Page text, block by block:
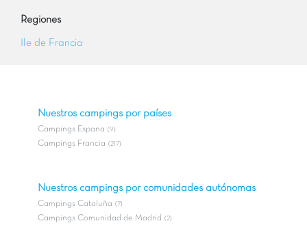
Regiones
Ile de Francia
Nuestros campings por países
Campings Espana (9)
Campings Francia (217)
Nuestros campings por comunidades autónomas
Campings Cataluña (7)
Campings Comunidad de Madrid (2)